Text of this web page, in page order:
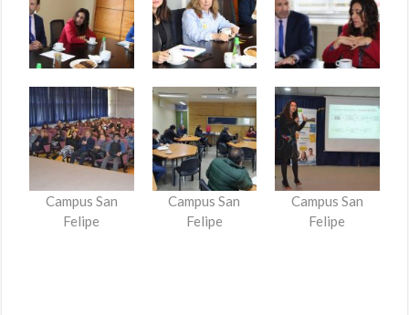
Campus San
Felipe
Campus San
Felipe
Campus San
Felipe